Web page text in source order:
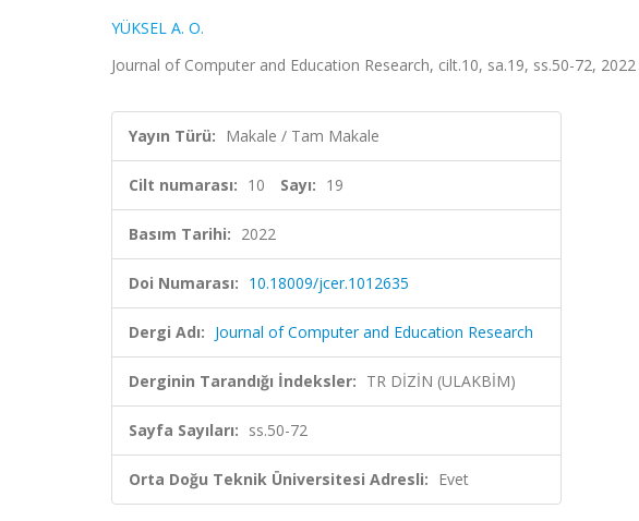
YÜKSEL A. O.
Journal of Computer and Education Research, cilt.10, sa.19, ss.50-72, 2022
Yayın Türü: Makale / Tam Makale
Cilt numarası: 10 Sayı: 19
Basım Tarihi: 2022
Doi Numarası: 10.18009/jcer.1012635
Dergi Adı: Journal of Computer and Education Research
Derginin Tarandığı İndeksler: TR DİZİN (ULAKBİM)
Sayfa Sayıları: ss.50-72
Orta Doğu Teknik Üniversitesi Adresli: Evet